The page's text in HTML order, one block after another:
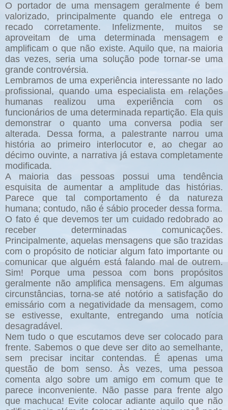
O portador de uma mensagem geralmente é bem
valorizado, principalmente quando ele entrega o
recado corretamente. Infelizmente, muitos se
aproveitam de uma determinada mensagem e
amplificam o que não existe. Aquilo que, na maioria
das vezes, seria uma solução pode tornar-se uma
grande controvérsia.
Lembramos de uma experiência interessante no lado
profissional, quando uma especialista em relações
humanas realizou uma experiência com os
funcionários de uma determinada repartição. Ela quis
demonstrar o quanto uma conversa podia ser
alterada. Dessa forma, a palestrante narrou uma
história ao primeiro interlocutor e, ao chegar ao
décimo ouvinte, a narrativa já estava completamente
modificada.
A maioria das pessoas possui uma tendência
esquisita de aumentar a amplitude das histórias.
Parece que tal comportamento é da natureza
humana; contudo, não é sábio proceder dessa forma.
O fato é que devemos ter um cuidado redobrado ao
receber determinadas comunicações.
Principalmente, aquelas mensagens que são trazidas
com o propósito de noticiar algum fato importante ou
comunicar que alguém está falando mal de outrem.
Sim! Porque uma pessoa com bons propósitos
geralmente não amplifica mensagens. Em algumas
circunstâncias, torna-se até notório a satisfação do
emissário com a negatividade da mensagem, como
se estivesse, exultante, entregando uma notícia
desagradável.
Nem tudo o que escutamos deve ser colocado para
frente. Sabemos o que deve ser dito ao semelhante,
sem precisar incitar contendas. É apenas uma
questão de bom senso. Às vezes, uma pessoa
comenta algo sobre um amigo em comum que te
parece inconveniente. Não passe para frente algo
que machuca! Evite colocar adiante aquilo que não